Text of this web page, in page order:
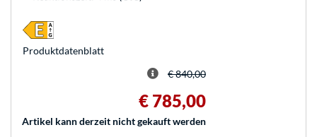
€ 840,00
€ 785,00
Artikel kann derzeit nicht gekauft werden
Produkt­datenblatt